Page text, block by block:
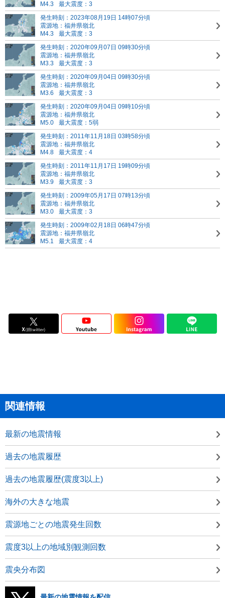
M4.3
最大震度：3
発生時刻：2023年08月19日 14時07分頃
震源地：福井県嶺北
M4.3
最大震度：3
発生時刻：2020年09月07日 09時30分頃
震源地：福井県嶺北
M3.3
最大震度：3
発生時刻：2020年09月04日 09時30分頃
震源地：福井県嶺北
M3.6
最大震度：3
発生時刻：2020年09月04日 09時10分頃
震源地：福井県嶺北
M5.0
最大震度：5弱
発生時刻：2011年11月18日 03時58分頃
震源地：福井県嶺北
M4.8
最大震度：4
発生時刻：2011年11月17日 19時09分頃
震源地：福井県嶺北
M3.9
最大震度：3
発生時刻：2009年05月17日 07時13分頃
震源地：福井県嶺北
M3.0
最大震度：3
発生時刻：2009年02月18日 06時47分頃
震源地：福井県嶺北
M5.1
最大震度：4
関連情報
最新の地震情報
過去の地震履歴
過去の地震履歴(震度3以上)
海外の大きな地震
震源地ごとの地震発生回数
震度3以上の地域別観測回数
震央分布図